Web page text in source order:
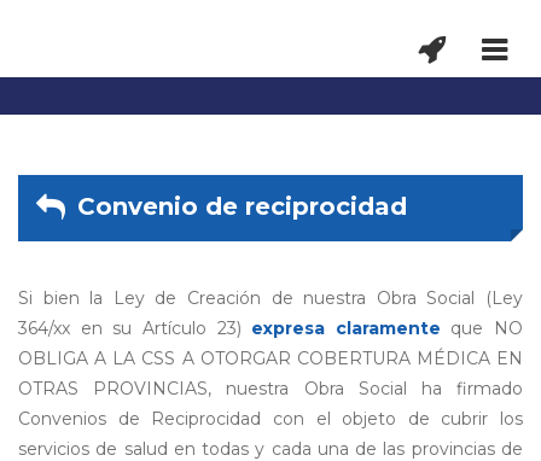
Convenio de reciprocidad
Si bien la Ley de Creación de nuestra Obra Social (Ley
364/xx en su Artículo 23) expresa claramente que NO
OBLIGA A LA CSS A OTORGAR COBERTURA MÉDICA EN
OTRAS PROVINCIAS, nuestra Obra Social ha firmado
Convenios de Reciprocidad con el objeto de cubrir los
servicios de salud en todas y cada una de las provincias de